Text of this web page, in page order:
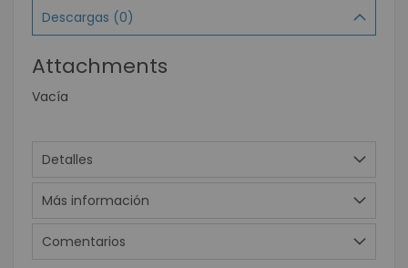
Descargas (0)
Attachments
Vacía
Detalles
Más información
Comentarios